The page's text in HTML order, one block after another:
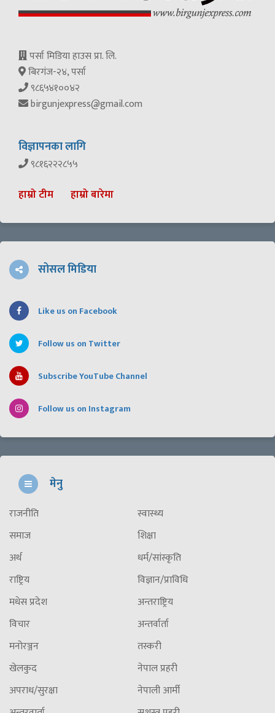
पर्सा मिडिया हाउस प्रा. लि.
बिरगंज-२४, पर्सा
९८६५४१००४२
birgunjexpress@gmail.com
विज्ञापनका लागि
९८१६२२२८५५
हाम्रो टीम हाम्रो बारेमा
सोसल मिडिया
Like us on Facebook
Follow us on Twitter
Subscribe YouTube Channel
Follow us on Instagram
मेनु
राजनीति
समाज
अर्थ
राष्ट्रिय
मधेस प्रदेश
विचार
मनोरञ्जन
खेलकुद
अपराध/सुरक्षा
स्वास्थ्य
शिक्षा
धर्म/सांस्कृति
विज्ञान/प्राविधि
अन्तराष्ट्रिय
अन्तर्वार्ता
तस्करी
नेपाल प्रहरी
नेपाली आर्मी